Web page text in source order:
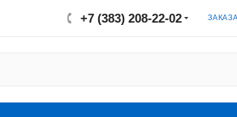
+7 (383) 208-22-02